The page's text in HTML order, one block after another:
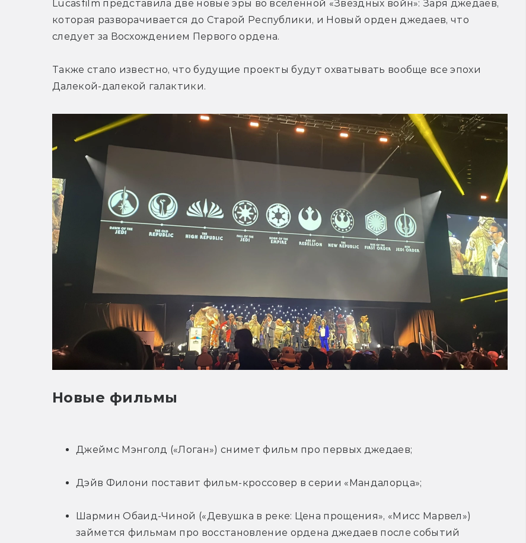
Lucasfilm представила две новые эры во вселенной «Звездных войн»: Заря джедаев,
которая разворачивается до Старой Республики, и Новый орден джедаев, что
следует за Восхождением Первого ордена.
Также стало известно, что будущие проекты будут охватывать вообще все эпохи
Далекой-далекой галактики.
Новые фильмы
Джеймс Мэнголд («Логан») снимет фильм про первых джедаев;
Дэйв Филони поставит фильм-кроссовер в серии «Мандалорца»;
Шармин Обаид-Чиной («Девушка в реке: Цена прощения», «Мисс Марвел»)
займется фильмам про восстановление ордена джедаев после событий